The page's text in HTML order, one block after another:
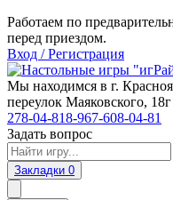
Работаем по
перед приездом.
Вход / Регистрация
Мы находимся в г.
переулок Маяковского, 18г
278-04-818-967-608-04-81
Задать вопрос
Закладки 0